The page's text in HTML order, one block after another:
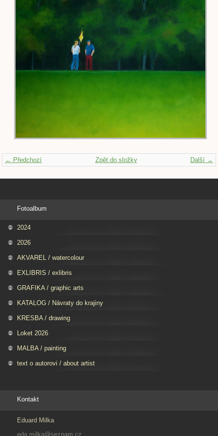
← Předchozí Další →
Zpět do složky
Fotoalbum
2024
2026
AKVAREL / watercolour
EXLIBRIS / exlibris
GRAFIKA / graphic arts
KATALOG / Návraty do krajiny
KRESBA / drawing
Loket 2026
MALBA / painting
text o autorovi / about artist
Kontakt
Eduard Milka
eda.milka@seznam.cz